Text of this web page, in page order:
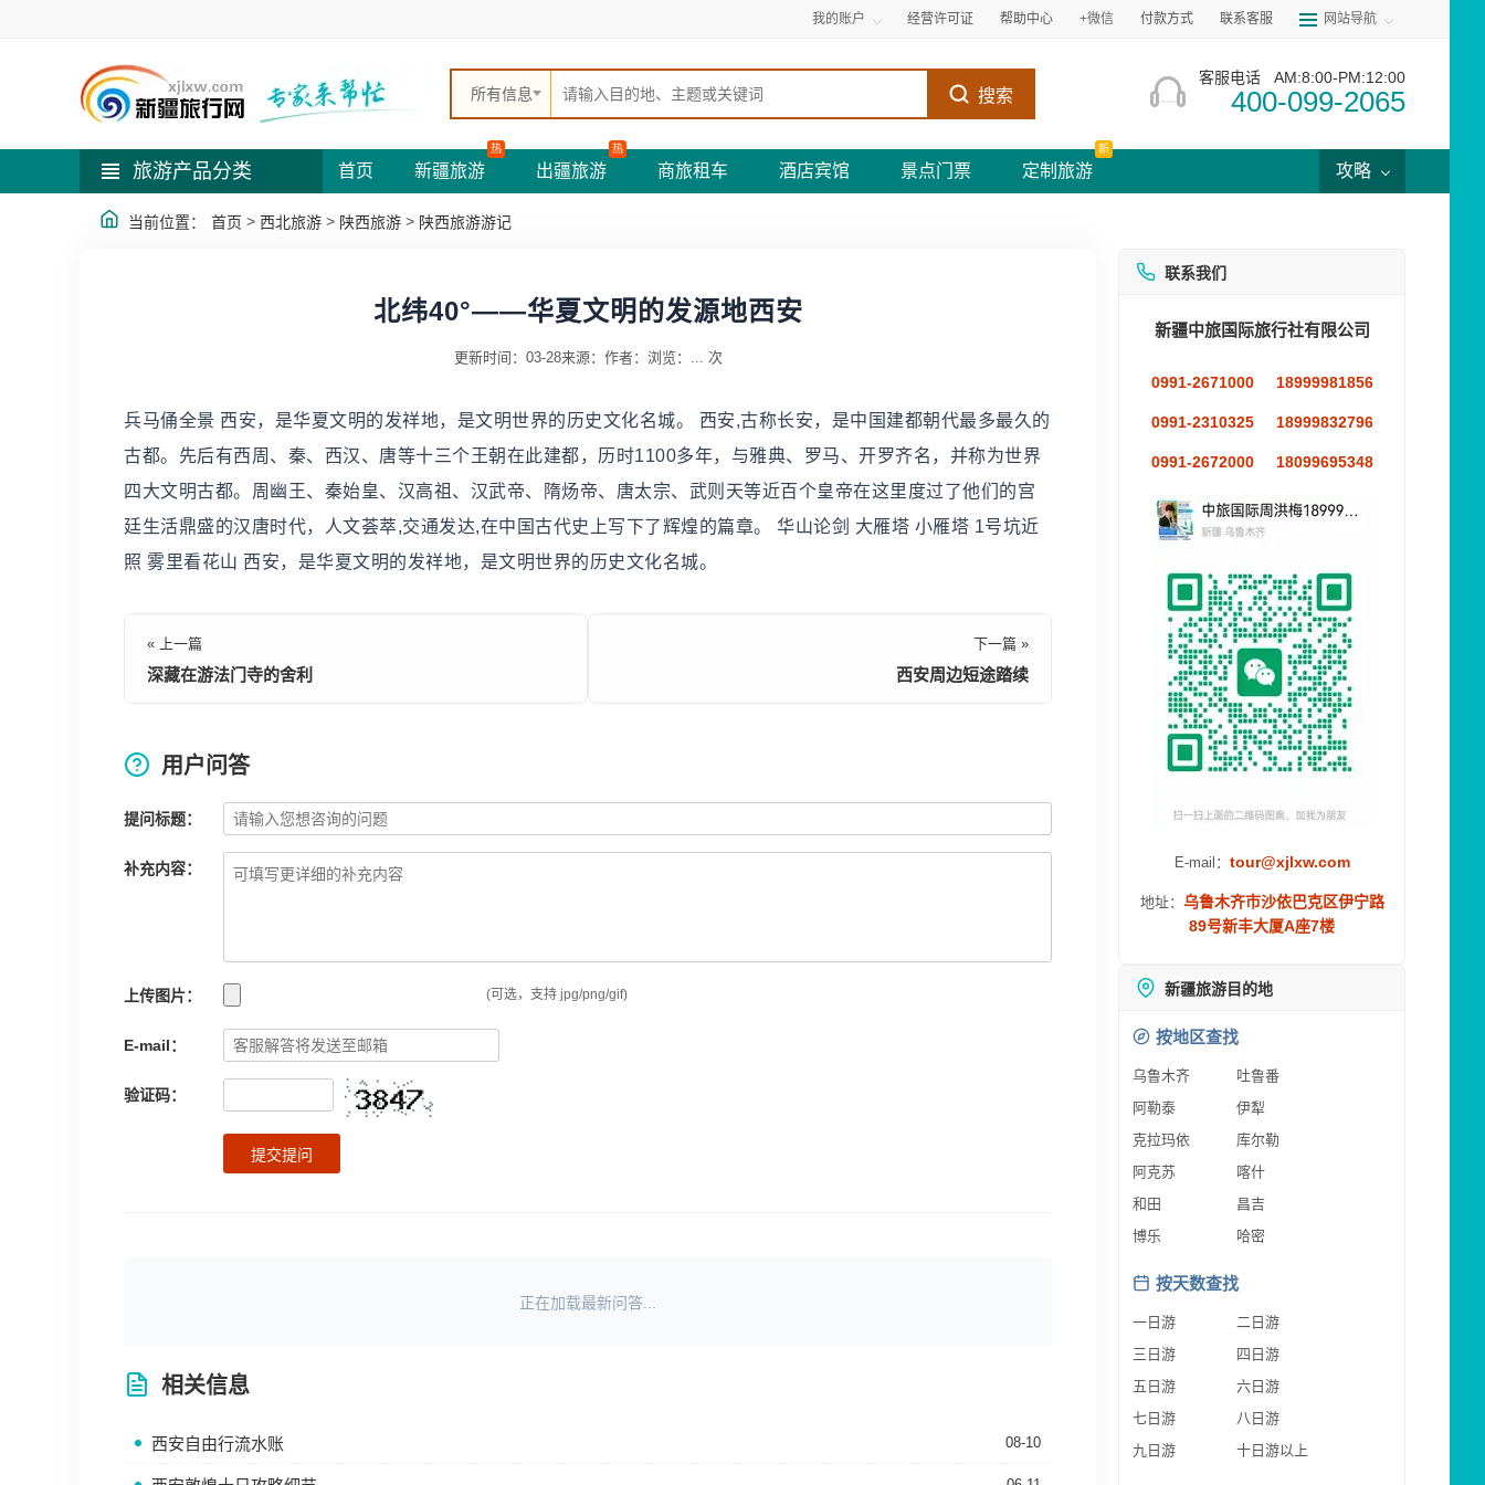
我的账户 经营许可证 帮助中心 +微信 付款方式 联系客服 网站导航
所有信息 搜索
客服电话 AM:8:00-PM:12:00
400-099-2065
旅游产品分类 首页 新疆旅游
热
出疆旅游
热
商旅租车 酒店宾馆 景点门票 定制旅游
新
攻略
当前位置： 首页 > 西北旅游 > 陕西旅游 > 陕西旅游游记
北纬40°——华夏文明的发源地西安
更新时间：03-28来源： 作者： 浏览： ... 次
兵马俑全景 西安，是华夏文明的发祥地，是文明世界的历史文化名城。 西安,古称长安，是中国建都朝代最多最久的
古都。先后有西周、秦、西汉、唐等十三个王朝在此建都，历时1100多年，与雅典、罗马、开罗齐名，并称为世界
四大文明古都。周幽王、秦始皇、汉高祖、汉武帝、隋炀帝、唐太宗、武则天等近百个皇帝在这里度过了他们的宫
廷生活鼎盛的汉唐时代，人文荟萃,交通发达,在中国古代史上写下了辉煌的篇章。 华山论剑 大雁塔 小雁塔 1号坑近
照 雾里看花山 西安，是华夏文明的发祥地，是文明世界的历史文化名城。
« 上一篇
深藏在游法门寺的舍利
下一篇 »
西安周边短途踏续
用户问答
提问标题：
补充内容：
上传图片： (可选，支持 jpg/png/gif)
E-mail：
验证码：
提交提问
正在加载最新问答...
相关信息
西安自由行流水账 08-10
联系我们
新疆中旅国际旅行社有限公司
0991-2671000 18999981856
0991-2310325 18999832796
0991-2672000 18099695348
E-mail： tour@xjlxw.com
地址： 乌鲁木齐市沙依巴克区伊宁路
89号新丰大厦A座7楼
新疆旅游目的地
按地区查找
乌鲁木齐
吐鲁番
阿勒泰
伊犁
克拉玛依
库尔勒
阿克苏
喀什
和田
昌吉
博乐
哈密
按天数查找
一日游
二日游
三日游
四日游
五日游
六日游
七日游
八日游
九日游
十日游以上